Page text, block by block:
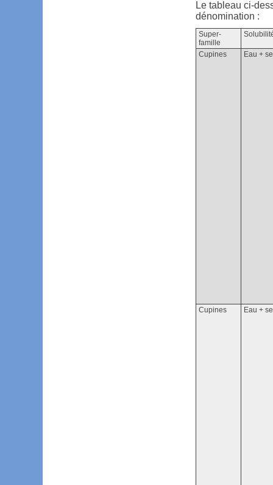
Le tableau ci-
dénomination :
Super-
famille
Cupines Eau +
Cupines Eau +